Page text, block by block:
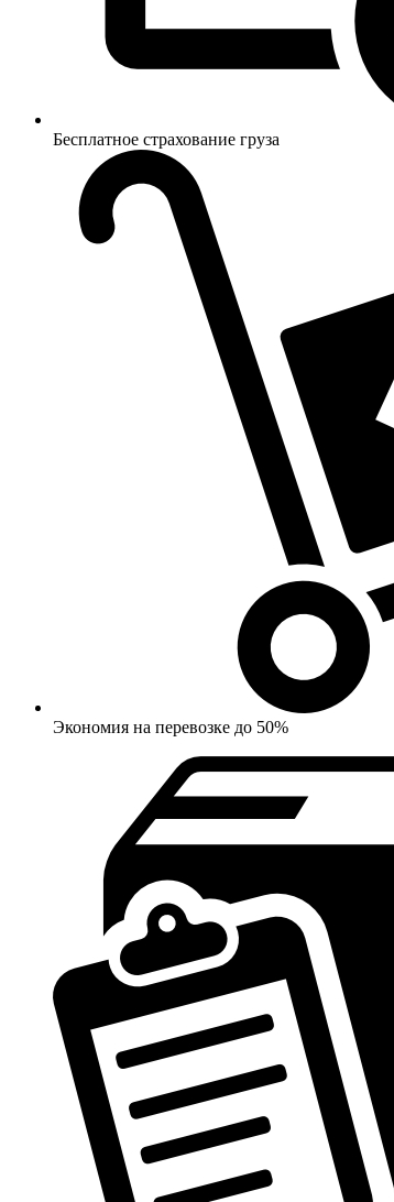
Бесплатное страхование груза
Экономия на перевозке до 50%